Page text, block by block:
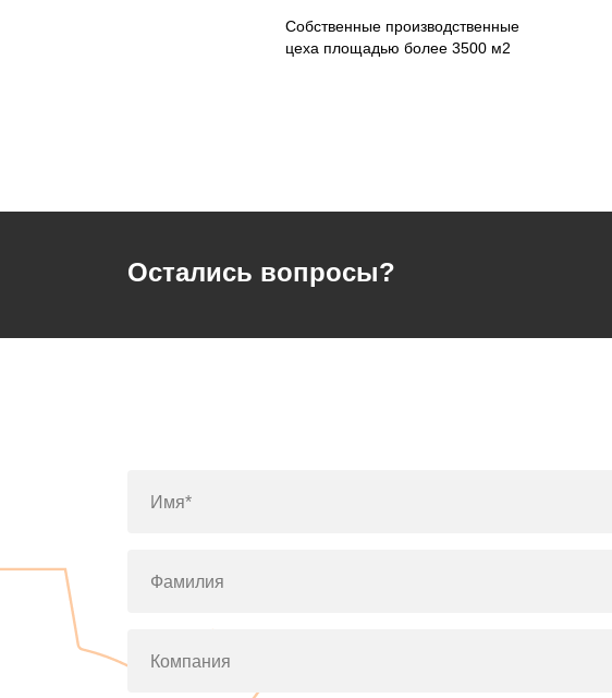
Собственные производственные
цеха площадью более 3500 м2
Остались вопросы?
Имя*
Фамилия
Компания